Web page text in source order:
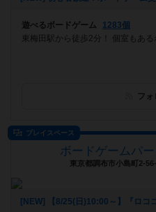
遊べるボードゲーム
1283個
東梅田駅から徒歩2分！ 個室もあ
フ
プレイスペース
ボードゲームパ
東京都調布市小島町2-